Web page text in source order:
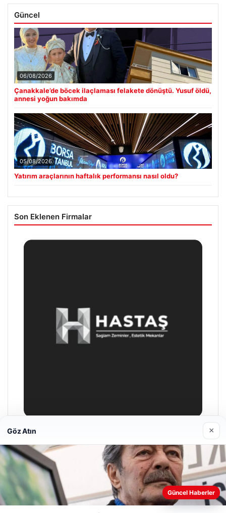
Güncel
06/08/2026
Çanakkale’de böcek ilaçlaması felakete dönüştü. Yusuf öldü,
annesi yoğun bakımda
05/08/2026
Yatırım araçlarının haftalık performansı nasıl oldu?
Son Eklenen Firmalar
29/04/2026
Web sitemizi nasıl kullandığınızı daha iyi anlayabilmek,
deneyiminizi kişiselleştirmek ve geliştirmek amacıyla çerezler
Göz Atın ×
Güncel Haberler